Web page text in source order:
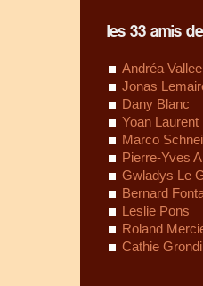
les 33 amis
Andréa Vallee
Jonas
Dany Blanc
Yoan Laurent
Marco
Pierre-Yves
Gwladys Le
Bernard
Leslie Pons
Roland
Cathie